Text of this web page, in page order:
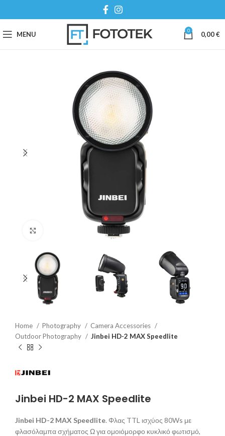
MENU 0 0,00€
Home Photography
Camera Accessories
Outdoor Photography
Jinbei HD-2 MAX Speedlite
Jinbei HD-2 MAX Speedlite
Jinbei HD-2 MAX Speedlite. Φλας TTL ισχύος 80Ws με
φλασόλαμπα σχήματος Ω για ομοιόμορφο κυκλικό φωτισμό,